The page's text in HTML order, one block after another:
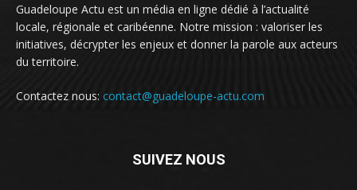
Guadeloupe Actu est un média en ligne dédié à l’actualité
locale, régionale et caribéenne. Notre mission : valoriser les
initiatives, décrypter les enjeux et donner la parole aux acteurs
du territoire.
Contactez nous: contact@guadeloupe-actu.com
SUIVEZ NOUS